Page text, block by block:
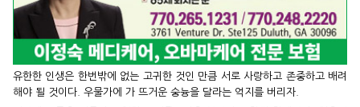
유한한 인생은 한번밖에 없는 고귀한 것인 만큼 서로 사랑하고 존중하고 배려
해야 될 것이다. 우물가에 가 뜨거운 숭늉을 달라는 억지를 버리자.